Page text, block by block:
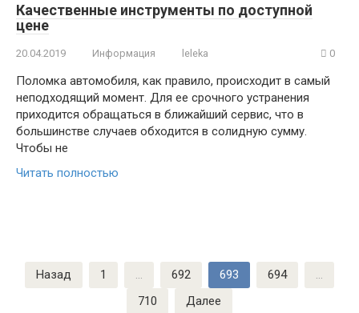
Качественные инструменты по доступной
цене
20.04.2019 Информация leleka 0
Поломка автомобиля, как правило, происходит в самый
неподходящий момент. Для ее срочного устранения
приходится обращаться в ближайший сервис, что в
большинстве случаев обходится в солидную сумму.
Чтобы не
Читать полностью
Пагинация
записей
Назад 1 … 692 693 694
…
710
Далее